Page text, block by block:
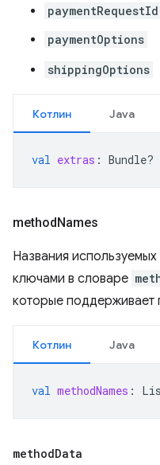
paymentRequestId
paymentOptions
shippingOptions
Котлин Java
val extras : Bundle?
methodNames
Названия
ключами в словаре
которые поддерживает
Котлин Java
val methodNames :
methodData